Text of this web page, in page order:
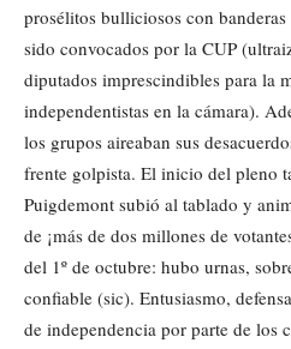
prosélitos bulliciosos con
sido convocados por la CUP
diputados imprescindibles para la
independentistas en la cámara).
los grupos aireaban sus
frente golpista. El inicio del pleno
Puigdemont subió al tablado y
de ¡más de dos millones de
del 1º de octubre: hubo urnas,
confiable (sic). Entusiasmo,
de independencia por parte de los